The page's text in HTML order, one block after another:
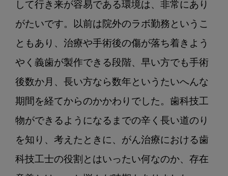
して行き来が容易である環境は、非常にあり
がたいです。以前は院外のラボ勤務というこ
ともあり、治療や手術後の傷が落ち着きよう
やく義歯が製作できる段階、早い方でも手術
後数か月、長い方なら数年というたいへんな
期間を経てからのかかわりでした。歯科技工
物ができるようになるまでの辛く長い道のり
を知り、考えたときに、がん治療における歯
科技工士の役割とはいったい何なのか、存在